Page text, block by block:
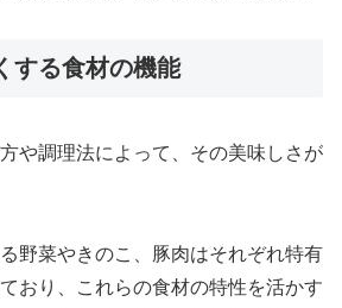
する食材の機能
や調理法によって、その美味しさが
野菜やきのこ、豚肉はそれぞれ特有
おり、これらの食材の特性を活かす